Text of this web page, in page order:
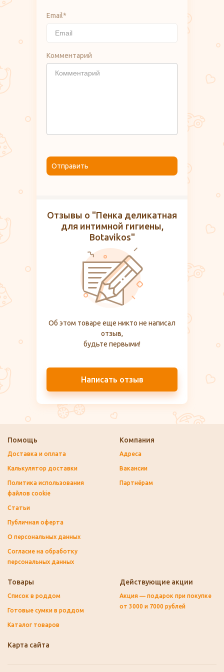
Email*
Комментарий
Отправить
Отзывы о "Пенка деликатная
для интимной гигиены,
Botavikos"
Об этом товаре еще никто не написал
отзыв,
будьте первыми!
Написать отзыв
Помощь
Доставка и оплата
Калькулятор доставки
Политика использования
файлов cookie
Статьи
Публичная оферта
О персональных данных
Согласие на обработку
персональных данных
Компания
Адреса
Вакансии
Партнёрам
Товары
Список в роддом
Готовые сумки в роддом
Каталог товаров
Действующие акции
Акция — подарок при покупке
от 3000 и 7000 рублей
Карта сайта